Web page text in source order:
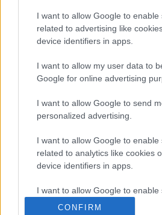
I want to allow Google to enable
related to advertising like
device identifiers in apps.
I want to allow my user data to
Google for online advertising
I want to allow Google to send
personalized advertising.
I want to allow Google to enable
related to analytics like cookies
device identifiers in apps.
I want to allow Google to enable
related to functionality of the
CONFIRM
Αστυνομικό Τμήμα
Διαβάστε ακόμη
Ξεφυλλίζοντας...
γνώση, τη φύση και
Απίστευτη ιστορία
μπάλα ταξίδεψε
να κρατήσει
Κορυφώνεται το
σε red code